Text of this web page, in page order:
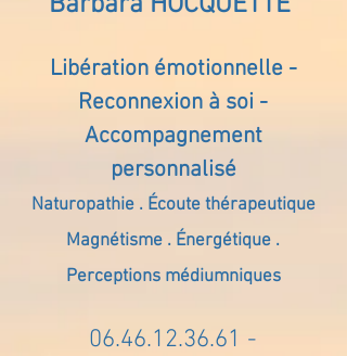
Libération émotionnelle -
Reconnexion à soi -
Accompagnement
personnalisé
Naturopathie . Écoute thérapeutique
Magnétisme . Énergétique .
Perceptions médiumniques
06.46.12.36.61 -